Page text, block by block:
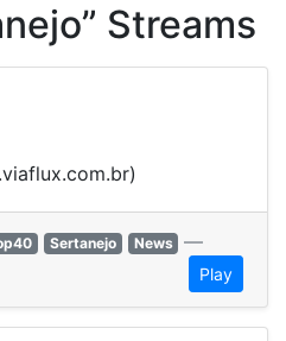
Streams
Sertanejo News —
Play